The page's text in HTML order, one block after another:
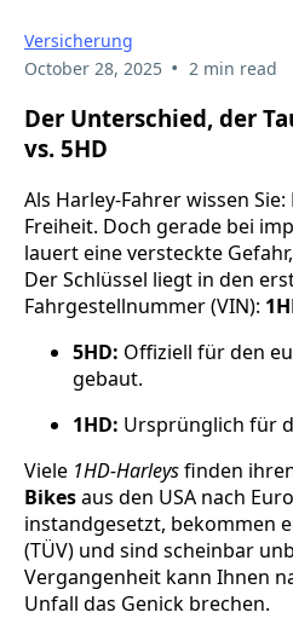
Versicherung
October 28, 2025 • 2 min read
Der Unterschied, der
vs. 5HD
Als Harley-Fahrer wissen
Freiheit. Doch gerade bei
lauert eine versteckte
Der Schlüssel liegt in den
Fahrgestellnummer (VIN):
5HD: Offiziell für den
gebaut.
1HD: Ursprünglich für
Viele 1HD-Harleysfinden
Bikesaus den USA nach
instandgesetzt, bekommen
(TÜV) und sind scheinbar
Vergangenheit kann Ihnen
Unfall das Genick brechen.